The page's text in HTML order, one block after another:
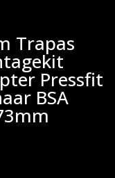
Trapas
Pressfit
BSA